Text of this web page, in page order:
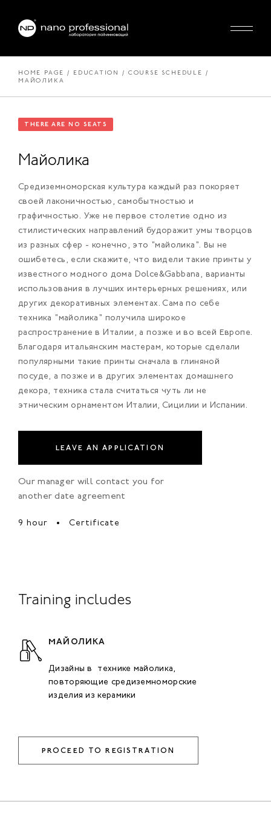
HOME PAGE EDUCATION
COURSE SCHEDULE
МАЙОЛИКА
THERE ARE NO SEATS
Майолика
Средиземноморская культура каждый раз покоряет
своей лаконичностью, самобытностью и
графичностью. Уже не первое столетие одно из
стилистических направлений будоражит умы творцов
из разных сфер - конечно, это "майолика". Вы не
ошибетесь, если скажите, что видели такие принты у
известного модного дома Dolce&Gabbana, варианты
использования в лучших интерьерных решениях, или
других декоративных элементах. Сама по себе
техника "майолика" получила широкое
распространение в Италии, а позже и во всей Европе.
Благодаря итальянским мастерам, которые сделали
популярными такие принты сначала в глиняной
посуде, а позже и в других элементах домашнего
декора, техника стала считаться чуть ли не
этническим орнаментом Италии, Сицилии и Испании.
LEAVE AN APPLICATION
Our manager will contact you for
another date agreement
9 hour Certificate
Training includes
МАЙОЛИКА
Дизайны в технике майолика,
повторяющие средиземноморские
изделия из керамики
PROCEED TO REGISTRATION